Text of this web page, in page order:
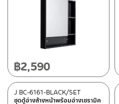
฿2,590
ชุดตู้อ่างล้างหน้าพร้อมอ่างเซรามิค
J BC-6161-BLACK/SET